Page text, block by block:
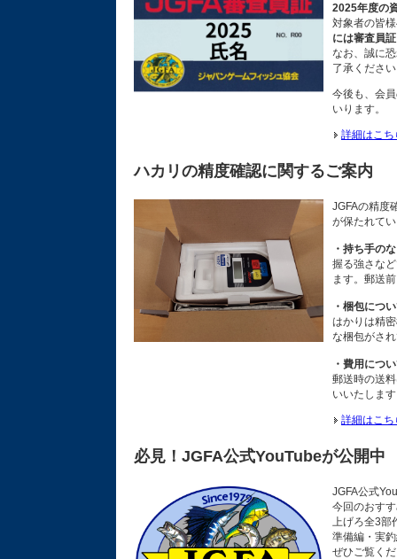
2025年度の
対象者の皆
には審査員
なお、誠に
了承くださ
今後も、会
いります。
詳細はこち
ハカリの精度確認に関するご案内
JGFAの精度
が保たれて
・持ち手の
握る強さな
ます。郵送
・梱包につ
はかりは精
な梱包がさ
・費用につ
郵送時の送
いいたしま
詳細はこち
必見！JGFA公式YouTubeが公開中
JGFA公式
今回のおす
上げろ全3部
準備編・実
ぜひご覧く